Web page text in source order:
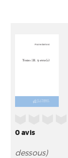
0avis
dessous)